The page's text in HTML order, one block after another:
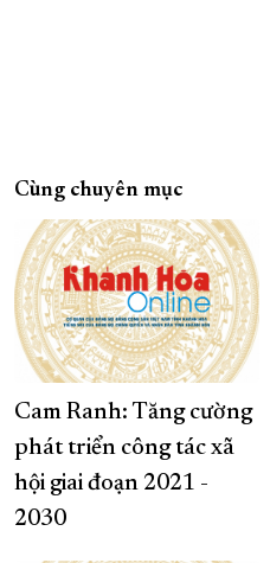
Cùng chuyên mục
Cam Ranh: Tăng cường
phát triển công tác xã
hội giai đoạn 2021 -
2030